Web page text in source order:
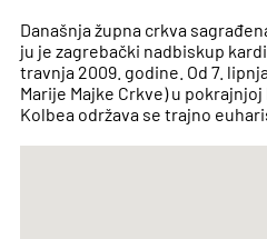
Današnja župna crkva
ju je zagrebački nadbiskup
travnja 2009. godine. Od 7.
Marije Majke Crkve) u
Kolbea održava se trajno